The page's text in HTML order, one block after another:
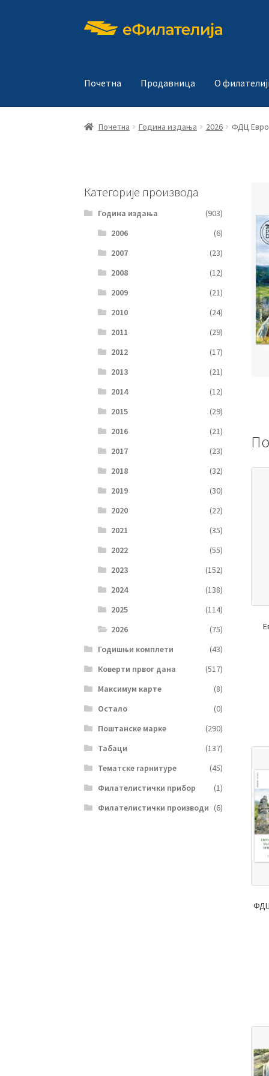
Прескочи
Скочи
Почетна Продавница О
Почетна Година издања 2026 ФДЦ
Категорије производа
Година издања
(903)
2006
(6)
2007
(23)
2008
(12)
2009
(21)
2010
(24)
2011
(29)
2012
(17)
2013
(21)
2014
(12)
2015
(29)
2016
(21)
2017
(23)
2018
(32)
2019
(30)
2020
(22)
2021
(35)
2022
(55)
2023
(152)
2024
(138)
2025
(114)
2026
(75)
Годишњи комплети
(43)
Коверти првог дана
(517)
Максимум карте
(8)
Остало
(0)
Поштанске марке
(290)
Табаци
(137)
Тематске гарнитуре
(45)
Филателистички прибор
(1)
Филателистички производи (6)